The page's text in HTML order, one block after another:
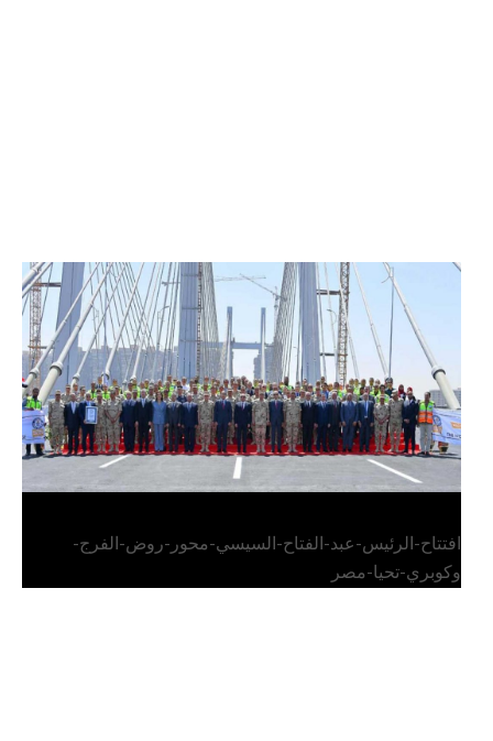
الرئيس عبد الفتاح السيسي يفتتح محور روض الفرج
وكوبري تحيا مصر
افتتاح-الرئيس-عبد-الفتاح-السيسي-محور-روض-الفرج-
وكوبري-تحيا-مصر